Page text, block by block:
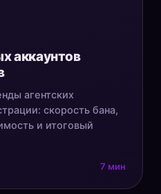
аккаунтов
агентских
скорость бана,
и итоговый
7 мин